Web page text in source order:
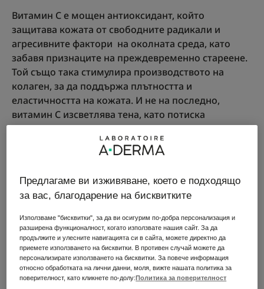
Витамин С е мощен антиоксидант, който
защитава кожата от свободните радикали и
агресивните фактори на околната среда, като
забавя признаците на преждевременно стареене.
Той също така стимулира производството на
колаген, за да поддържа плътността и
еластичността на кожата. И не на последно,
витамин С изсветлява тена, като потиска
производството на меланин, което помага за
намаляване на тъмните петна и изравняване на
Какви са ползите от витамин С
за кожата?
Витаминът C има многобройни ползи за кожата
:забавя признаците на стареене, стимулира
производството на колаген и спомага за
Предлагаме ви изживяване, което е подходящо
за вас, благодарение на бисквитките
Използваме "бисквитки", за да ви осигурим по-добра персонализация и
разширена функционалност, когато използвате нашия сайт. За да
продължите и улесните навигацията си в сайта, можете директно да
приемете използването на бисквитки. В противен случай можете да
персонализирате използването на бисквитки. За повече информация
относно обработката на лични данни, моля, вижте нашата политика за
поверителност, като кликнете по-долу:Политика за поверителност